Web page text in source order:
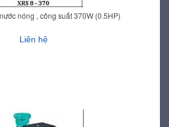
nóng , công suất 370W (0.5HP)
Liên hệ